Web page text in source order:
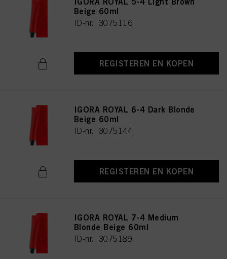
Beige 60ml
ID-nr. 3075116
REGISTEREN EN KOPEN
IGORA ROYAL 6-4 Dark Blonde
Beige 60ml
ID-nr. 3075144
REGISTEREN EN KOPEN
IGORA ROYAL 7-4 Medium
Blonde Beige 60ml
ID-nr. 3075189